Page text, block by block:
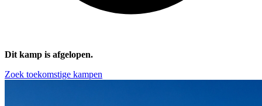
Dit kamp is afgelopen.
Zoek toekomstige kampen